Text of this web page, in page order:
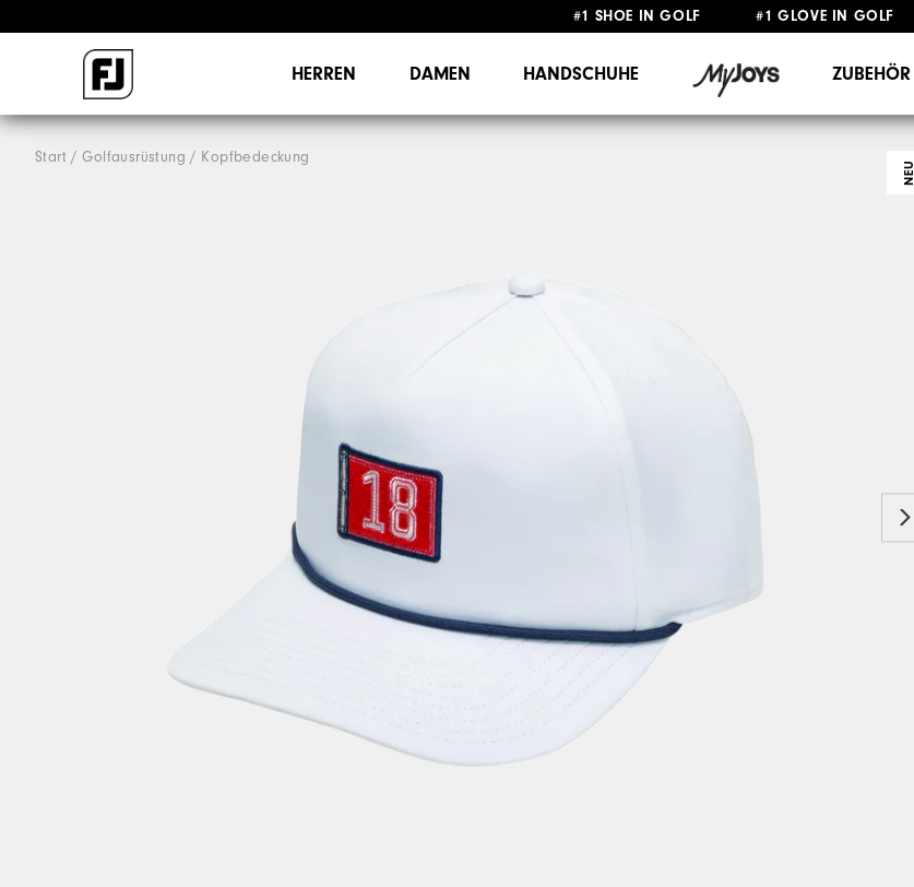
#1 SHOE IN GOLF #1 GLOVE IN GOLF
HERREN DAMEN HANDSCHUHE ZUBEHÖR
Start Golfausrüstung Kopfbedeckung
NEU